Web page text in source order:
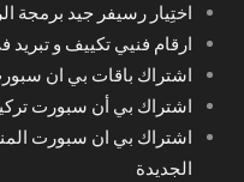
اختِيار رسيفر جيد برمجة الرسيفر 24 ساعة
ارقام فنيي تكييف و تبريد
اشتراك باقات بي ان
اشتراك بي أن سبورت
الجديدة